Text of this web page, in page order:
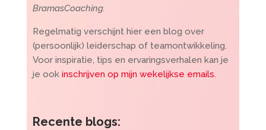
BramasCoaching.
Regelmatig verschijnt hier een blog over
(persoonlijk) leiderschap of teamontwikkeling.
Voor inspiratie, tips en ervaringsverhalen kan je
je ook inschrijven op mijn wekelijkse emails.
Recente blogs: